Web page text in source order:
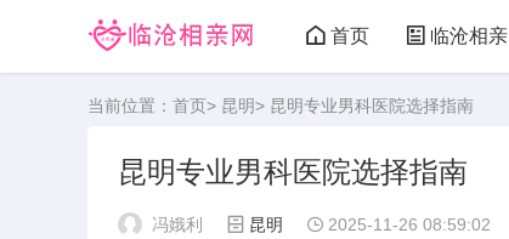
首页 临沧相亲
当前位置： 首页> 昆明> 昆明专业男科医院选择指南
昆明专业男科医院选择指南
冯娥利 昆明 2025-11-26 08:59:02